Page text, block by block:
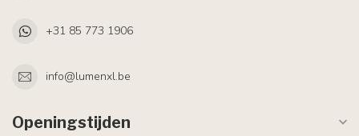
+31 85 773 1906
info@lumenxl.be
Openingstijden